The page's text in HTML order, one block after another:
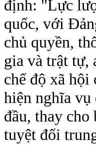
định: "Lực
quốc, với
chủ quyền,
gia và trật tự,
chế độ xã hội
hiện nghĩa
đầu, thay
tuyệt đối